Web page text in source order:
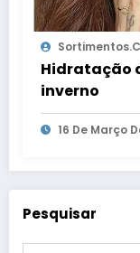
Hidratação
inverno
16 De Março
Pesquisar